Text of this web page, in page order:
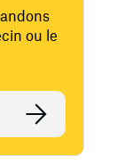
ou le